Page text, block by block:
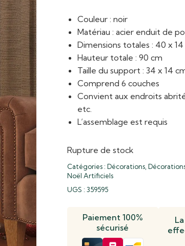
Couleur : noir
Matériau : acier enduit de
Dimensions totales : 40 x
Hauteur totale : 90 cm
Taille du support : 34 x 14
Comprend 6 couches
Convient aux endroits
etc.
L’assemblage est requis
Rupture de stock
Catégories : Décorations
Noël Artificiels
UGS : 359595
Paiement 100%
sécurisé